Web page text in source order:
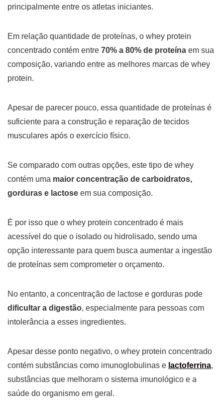
principalmente entre os atletas iniciantes.
Em relação quantidade de proteínas, o whey protein
concentrado contém entre 70% a 80% de proteína em sua
composição, variando entre as melhores marcas de whey
protein.
Apesar de parecer pouco, essa quantidade de proteínas é
suficiente para a construção e reparação de tecidos
musculares após o exercício físico.
Se comparado com outras opções, este tipo de whey
contém uma maior concentração de carboidratos,
gorduras e lactose em sua composição.
É por isso que o whey protein concentrado é mais
acessível do que o isolado ou hidrolisado, sendo uma
opção interessante para quem busca aumentar a ingestão
de proteínas sem comprometer o orçamento.
No entanto, a concentração de lactose e gorduras pode
dificultar a digestão, especialmente para pessoas com
intolerância a esses ingredientes.
Apesar desse ponto negativo, o whey protein concentrado
contém substâncias como imunoglobulinas e lactoferrina,
substâncias que melhoram o sistema imunológico e a
saúde do organismo em geral.